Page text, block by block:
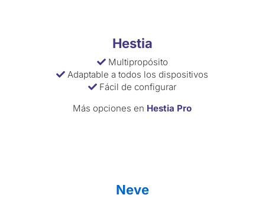
Hestia
Multipropósito
Adaptable a todos los dispositivos
Fácil de configurar
Más opciones en Hestia Pro
Neve